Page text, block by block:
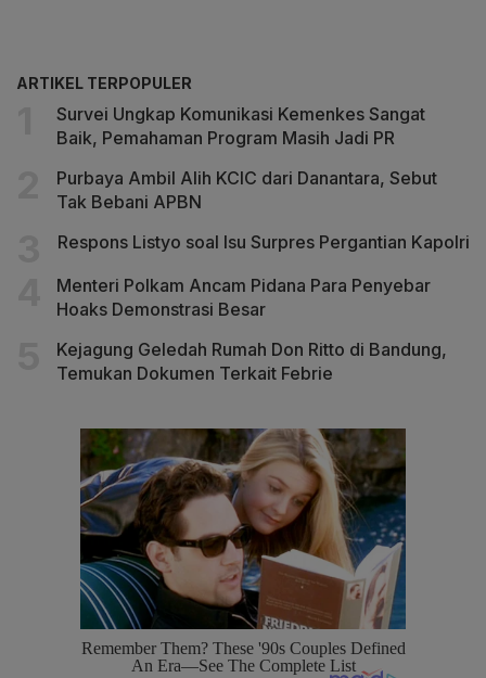
ARTIKEL TERPOPULER
Survei Ungkap Komunikasi Kemenkes Sangat
Baik, Pemahaman Program Masih Jadi PR
Purbaya Ambil Alih KCIC dari Danantara, Sebut
Tak Bebani APBN
Respons Listyo soal Isu Surpres Pergantian Kapolri
Menteri Polkam Ancam Pidana Para Penyebar
Hoaks Demonstrasi Besar
Kejagung Geledah Rumah Don Ritto di Bandung,
Temukan Dokumen Terkait Febrie